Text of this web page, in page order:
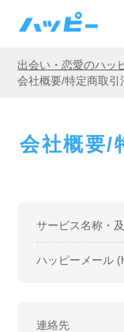
出会い・恋愛のハッ
会社概要/特定商取引
会社概要/
サービス名称・
ハッピーメール
連絡先